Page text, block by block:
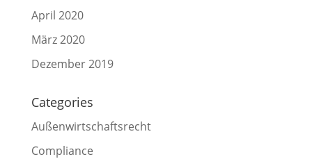
April 2020
März 2020
Dezember 2019
Categories
Außenwirtschaftsrecht
Compliance